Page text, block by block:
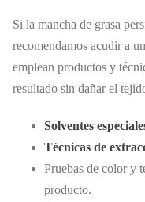
Si la mancha de grasa
recomendamos acudir a
emplean productos y
resultado sin dañar el
Solventes
Técnicas de
Pruebas de color y
producto.